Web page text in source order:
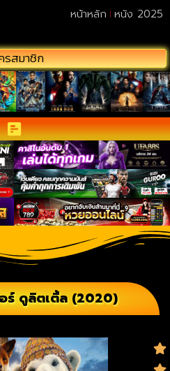
รสมาชิก
หน้าหลัก หนัง 2025
ร์ ดูลิตเติ้ล (2020)